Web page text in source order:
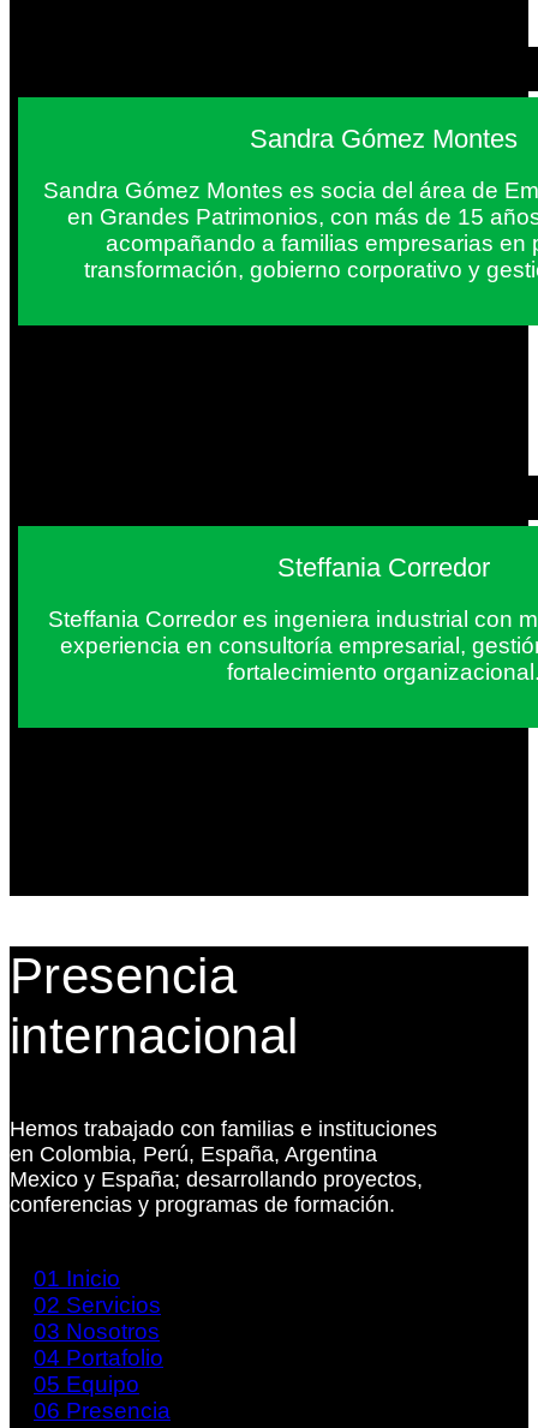
Sandra Gómez Montes
Sandra Gómez Montes es socia del área de
en Grandes Patrimonios, con más de 15
acompañando a familias empresarias en
transformación, gobierno corporativo y
Steffania Corredor
Steffania Corredor es ingeniera industrial con
experiencia en consultoría empresarial,
fortalecimiento
Presencia
internacional
Hemos trabajado con familias e instituciones
en Colombia, Perú, España, Argentina
Mexico y España; desarrollando proyectos,
conferencias y programas de formación.
01 Inicio
02 Servicios
03 Nosotros
04 Portafolio
05 Equipo
06 Presencia